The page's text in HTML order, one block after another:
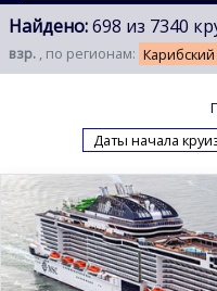
Найдено:698 из 7340
взр. , по регионам: